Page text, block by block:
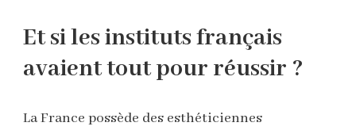
Et si les instituts français
avaient tout pour réussir ?
La France possède des esthéticiennes